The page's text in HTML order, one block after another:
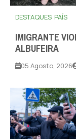
DESTAQUES PAÍS
IMIGRANTE
ALBUFEIRA
05 Agosto, 2026